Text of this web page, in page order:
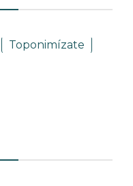
Toponimízate